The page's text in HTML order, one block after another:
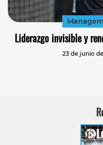
Liderazgo invisible y
23 de junio